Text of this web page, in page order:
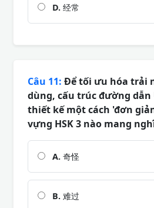
D. 经常
Câu 11: Để tối ưu hóa trải
dùng, cấu trúc đường dẫn
thiết kế một cách 'đơn
vựng HSK 3 nào mang
A. 奇怪
B. 难过